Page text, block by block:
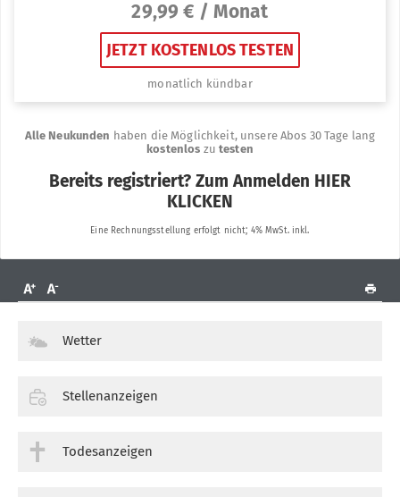
Wetter
Stellenanzeigen
Todesanzeigen